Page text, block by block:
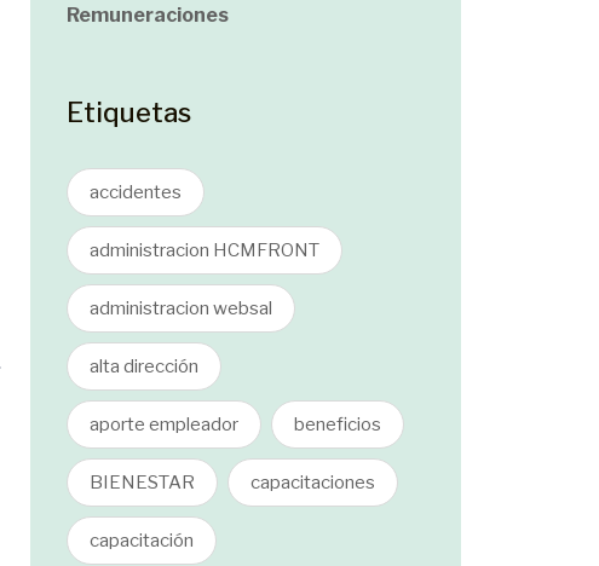
Remuneraciones
Etiquetas
accidentes
administracion HCMFRONT
administracion websal
alta dirección
aporte empleador beneficios
BIENESTAR capacitaciones
capacitación